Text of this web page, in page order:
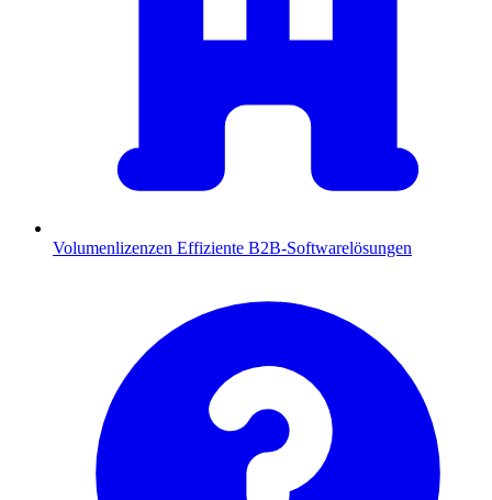
Volumenlizenzen Effiziente B2B-Softwarelösungen